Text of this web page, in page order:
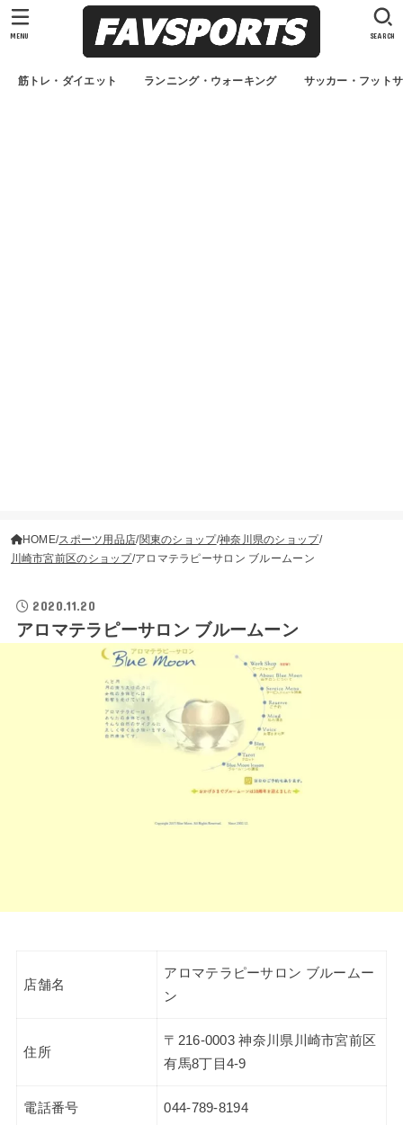
筋トレ・ダイエット ランニング・ウォーキング サッカー・フット
SEARCH
MENU
HOME スポーツ用品店 関東のショップ 神奈川県のショップ
川崎市宮前区のショップ アロマテラピーサロン ブルームーン
2020.11.20
アロマテラピーサロン ブルームーン
店舗名
アロマテラピーサロン ブルームー
ン
住所
〒216-0003 神奈川県川崎市宮前区
有馬8丁目4-9
電話番号 044-789-8194